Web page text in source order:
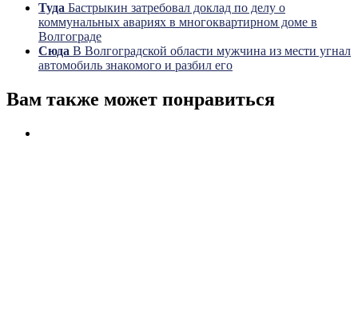
Туда Бастрыкин затребовал доклад по делу о
коммунальных авариях в многоквартирном доме в
Волгограде
Сюда В Волгоградской области мужчина из мести угнал
автомобиль знакомого и разбил его
Вам также может понравиться